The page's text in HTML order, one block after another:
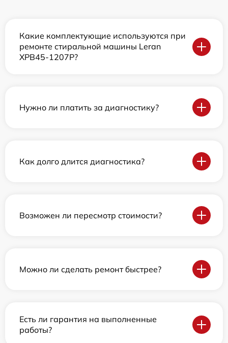
Какие комплектующие используются при
ремонте стиральной машины Leran
XPB45-1207P?
Нужно ли платить за диагностику?
Как долго длится диагностика?
Возможен ли пересмотр стоимости?
Можно ли сделать ремонт быстрее?
Есть ли гарантия на выполненные
работы?